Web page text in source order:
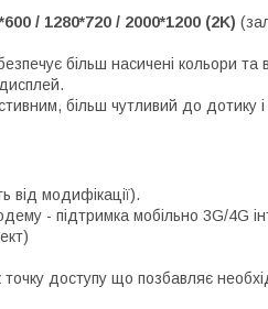
/ 1280*720 / 2000*1200 (2K)
більш насичені кольори та
дисплей.
більш чутливий до дотику
від модифікації).
- підтримка мобільно 3G/4G
доступу що позбавляє